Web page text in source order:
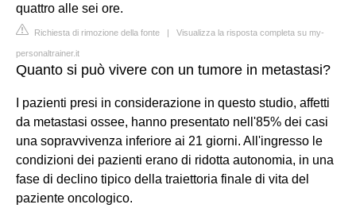
quattro alle sei ore.
Richiesta di rimozione della fonte | Visualizza la risposta completa su my-
personaltrainer.it
Quanto si può vivere con un tumore in metastasi?
I pazienti presi in considerazione in questo studio, affetti
da metastasi ossee, hanno presentato nell'85% dei casi
una sopravvivenza inferiore ai 21 giorni. All'ingresso le
condizioni dei pazienti erano di ridotta autonomia, in una
fase di declino tipico della traiettoria finale di vita del
paziente oncologico.